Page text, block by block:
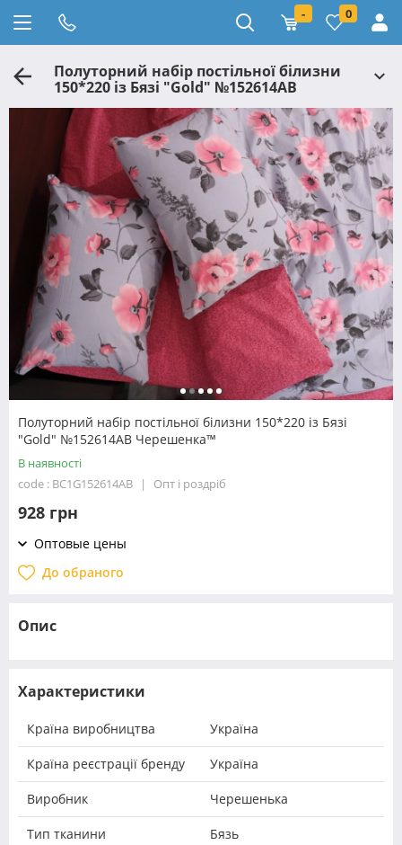
- 0
Полуторний набір постільної білизни
150*220 із Бязі "Gold" №152614АВ
Черешенка™
Полуторний набір постільної білизни 150*220 із Бязі
"Gold" №152614АВ Черешенка™
В наявності
code : BC1G152614АВ
Опт і роздріб
928 грн
Оптовые цены
До обраного
Опис
Характеристики
Країна виробництва Україна
Країна реєстрації бренду Україна
Виробник Черешенька
Тип тканини Бязь